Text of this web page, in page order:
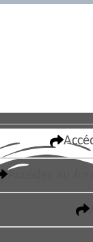
Accéder au